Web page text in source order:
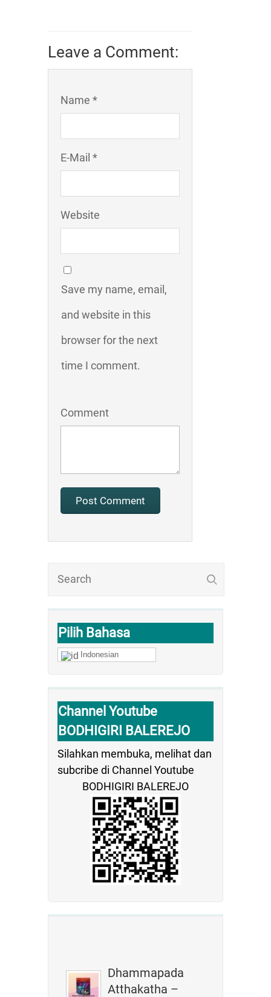
Pilih Bahasa
Indonesian
Channel Youtube
BODHIGIRI BALEREJO
Silahkan membuka, melihat dan
subcribe di Channel Youtube
BODHIGIRI BALEREJO
Dhammapada
Atthakatha –
Leave a Comment:
Name *
E-Mail *
Website
Save my name, email,
and website in this
browser for the next
time I comment.
Comment